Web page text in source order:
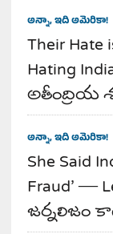
అన్నా, ఇది అమెరికా!
Their Hate
Hating
అతీంద్రియ
అన్నా, ఇది అమెరికా!
She Said
Fraud’ —
జర్నలిజం